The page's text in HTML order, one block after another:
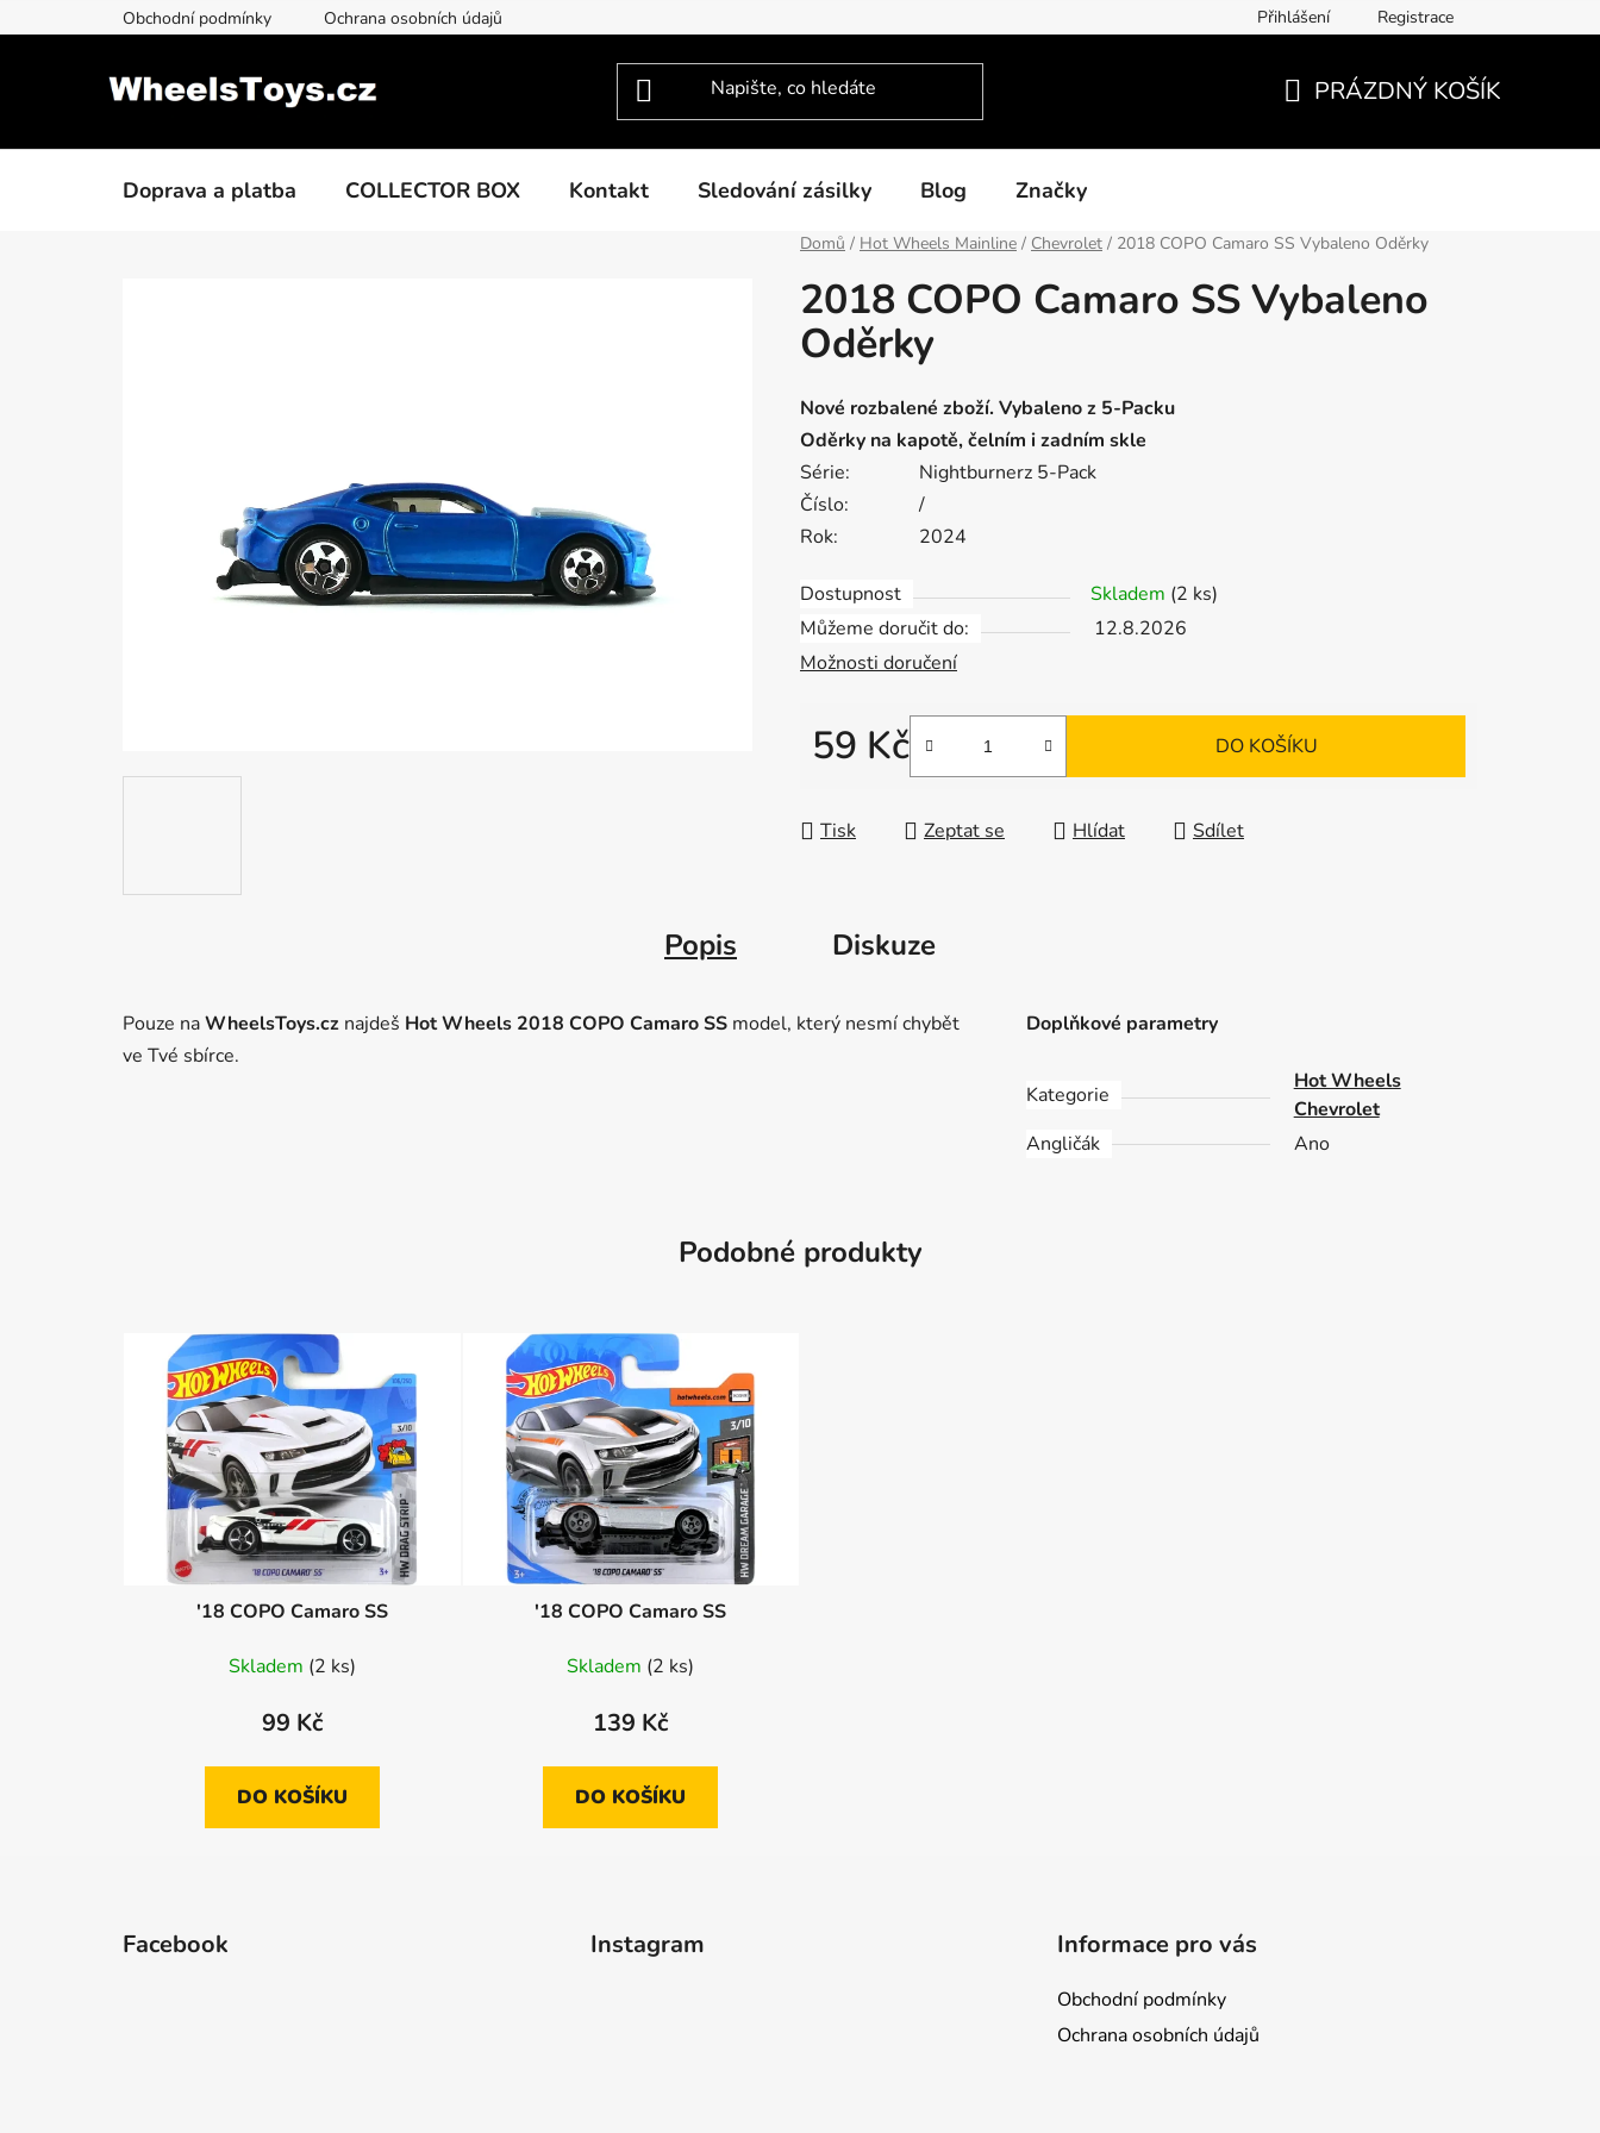
na
Obchodní podmínky Ochrana osobních údajů Přihlášení Registrace
PRÁZDNÝ KOŠÍK
Doprava a platba COLLECTOR BOX Kontakt Sledování zásilky Blog Značky
Domů / Hot Wheels Mainline / Chevrolet / 2018 COPO Camaro SS Vybaleno Oděrky
2018 COPO Camaro SS Vybaleno
Oděrky
Nové rozbalené zboží. Vybaleno z 5-Packu
Oděrky na kapotě, čelním i zadním skle
Série:
Nightburnerz 5-Pack
Číslo:
/
Rok:
2024
Dostupnost Skladem (2 ks)
Můžeme doručit do:
12.8.2026
Možnosti doručení
59 Kč
Měrná cena:
DO KOŠÍKU
Tisk Zeptat se Hlídat Sdílet
Popis Diskuze
Pouze naWheelsToys.cz najdeš Hot Wheels 2018 COPO Camaro SS model, který nesmí chybět
ve Tvé sbírce.
Doplňkové parametry
Kategorie
Hot Wheels
Chevrolet
Angličák
Ano
Podobné produkty
'18 COPO Camaro SS
Skladem (2 ks)
99 Kč
DO KOŠÍKU
'18 COPO Camaro SS
Skladem (2 ks)
139 Kč
DO KOŠÍKU
Facebook Instagram Informace pro vás
Obchodní podmínky
Ochrana osobních údajů